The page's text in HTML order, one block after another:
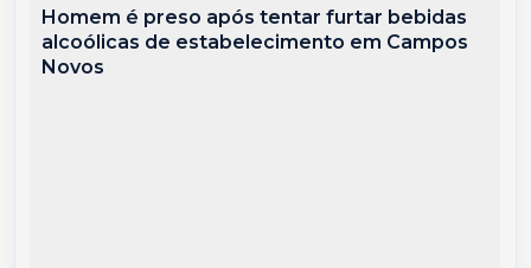
Homem é preso após tentar furtar bebidas
alcoólicas de estabelecimento em Campos
Novos